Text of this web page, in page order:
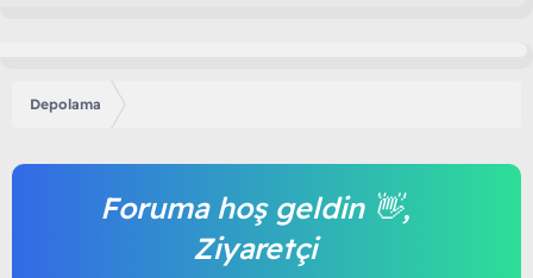
Depolama
Foruma hoş geldin 👋,
Ziyaretçi